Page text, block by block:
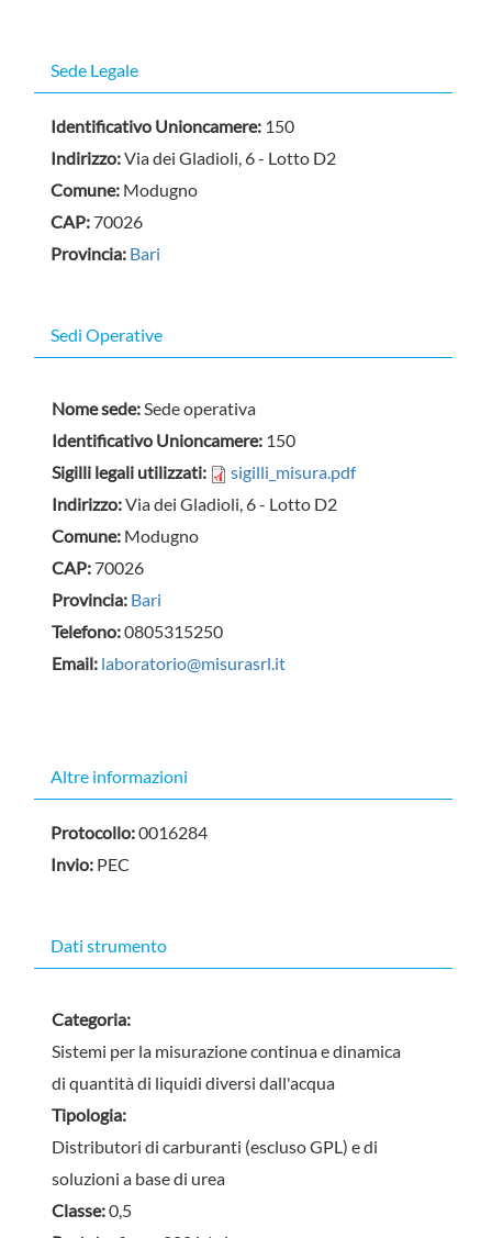
Sede Legale
Identificativo Unioncamere: 150
Indirizzo:Via dei Gladioli, 6 - Lotto D2
Comune: Modugno
CAP:70026
Provincia: Bari
Sedi Operative
Nome sede:Sede operativa
Identificativo Unioncamere: 150
Sigilli legali utilizzati:
sigilli_misura.pdf
Indirizzo:Via dei Gladioli, 6 - Lotto D2
Comune: Modugno
CAP:70026
Provincia: Bari
Telefono:0805315250
Email: laboratorio@misurasrl.it
Nascondi
Altre informazioni
Protocollo:0016284
Invio: PEC
Dati strumento
Categoria:
Sistemi per la misurazione continua e dinamica
di quantità di liquidi diversi dall'acqua
Tipologia:
Distributori di carburanti (escluso GPL) e di
soluzioni a base di urea
Classe:0,5